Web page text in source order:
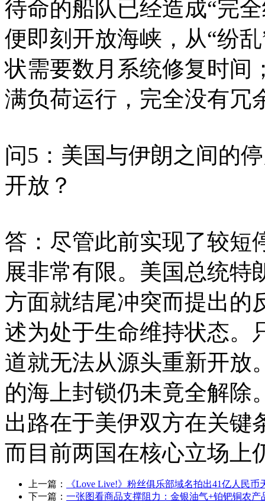
待命的船队已经造成“完
便即刻开放海峡，从“纷
状需要数月系统修复时间
满负荷运行，完全没有冗
问5：美国与伊朗之间的
开放？
答：尽管此前实现了较短
展非常有限。美国总统特
方面就结尾冲突而提出的
述为处于生命维持状态。
道就无法从源头重新开放
的海上封锁仍未竟全解除
出路在于美伊双方在关键
而目前两国在核心立场上
上一篇：
《Love Live!》粉丝俱乐部域名拍出41亿人民币
下一篇： 一张图看商品支撑阻力：金银油气+铂钯铜农产